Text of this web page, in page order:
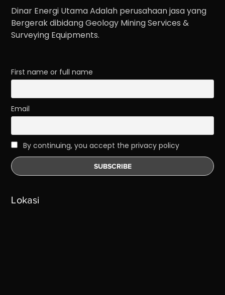
Dinar Energi Utama Adalah perusahaan jasa yang
Bergerak dibidang Geology Mining Services &
Surveying Equipments.
First name or full name
Email
By continuing, you accept the privacy policy
Lokasi